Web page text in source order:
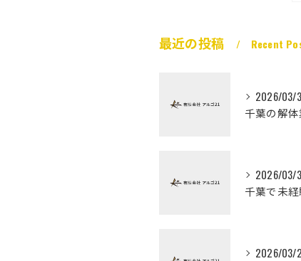
最近の投稿 Recent
2026/03/
2026/03/
2026/03/